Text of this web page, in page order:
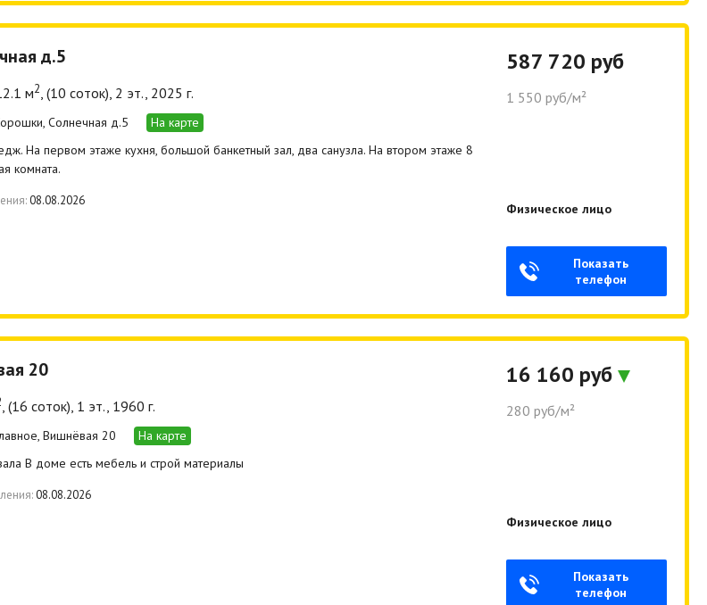
д.5
м2, (10 соток), 2 эт., 2025 г.
Солнечная д.5
На карте
На первом этаже кухня, большой банкетный зал, два санузла. На втором этаже 8
комната.
08.08.2026
587 720 руб
1 550 руб/м²
Физическое лицо
Показать
телефон
20
, (16 соток), 1 эт., 1960 г.
Вишнёвая 20
На карте
В доме есть мебель и строй материалы
08.08.2026
16 160 руб
280 руб/м²
Физическое лицо
Показать
телефон